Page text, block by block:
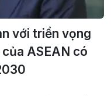
với triển vọng
ASEAN có